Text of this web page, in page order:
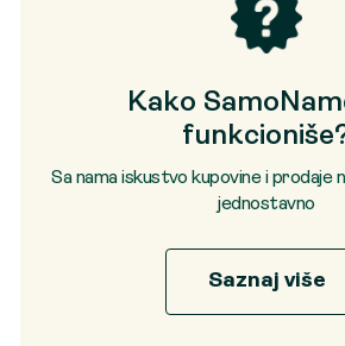
Kako
Sa nama iskustvo kupovine i prodaje
jednostavno
Saznaj više